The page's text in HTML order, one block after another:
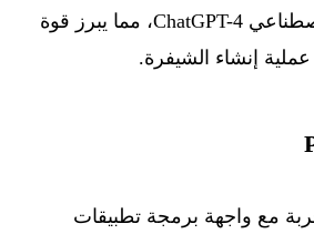
مساعدة الذكاء الاصطناعي ChatGPT-4، مما يبرز قوة
عملية إنشاء الشيفرة.
مع واجهة برمجة تطبيقات